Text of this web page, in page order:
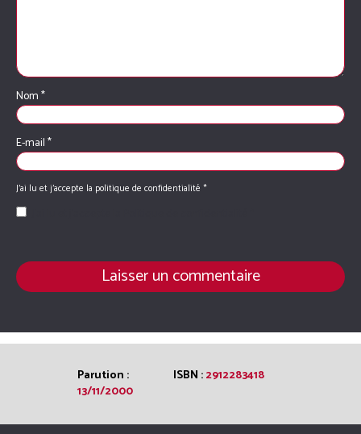
Nom*
E-mail*
J'ai lu et j'accepte la politique de confidentialité *
Parution :
13/11/2000
ISBN :2912283418